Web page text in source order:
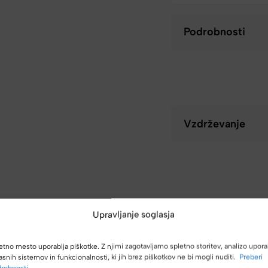
Upravljanje soglasja
mesto uporablja piškotke. Z njimi zagotavljamo spletno storitev, analizo
sistemov in funkcionalnosti, ki jih brez piškotkov ne bi mogli nuditi. Preberi
Podrobnosti
Vzdrževanje